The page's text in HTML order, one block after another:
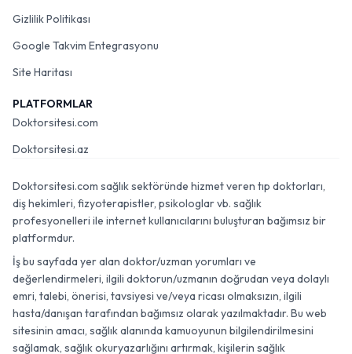
Gizlilik Politikası
Google Takvim Entegrasyonu
Site Haritası
PLATFORMLAR
Doktorsitesi.com
Doktorsitesi.az
Doktorsitesi.com sağlık sektöründe hizmet veren tıp doktorları,
diş hekimleri, fizyoterapistler, psikologlar vb. sağlık
profesyonelleri ile internet kullanıcılarını buluşturan bağımsız bir
platformdur.
İş bu sayfada yer alan doktor/uzman yorumları ve
değerlendirmeleri, ilgili doktorun/uzmanın doğrudan veya dolaylı
emri, talebi, önerisi, tavsiyesi ve/veya ricası olmaksızın, ilgili
hasta/danışan tarafından bağımsız olarak yazılmaktadır. Bu web
sitesinin amacı, sağlık alanında kamuoyunun bilgilendirilmesini
sağlamak, sağlık okuryazarlığını artırmak, kişilerin sağlık